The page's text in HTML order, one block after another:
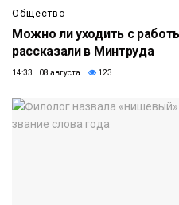
Общество
Можно ли уходить с
рассказали в Минтруда
14:33 08 августа 123